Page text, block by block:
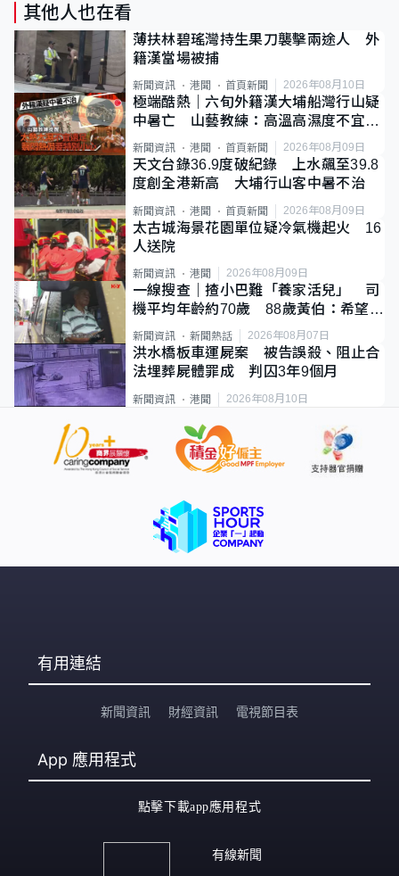
其他人也在看
薄扶林碧瑤灣持生果刀襲擊兩途人 外
籍漢當場被捕
新聞資訊 港聞 首頁新聞 2026年08月10日
極端酷熱｜六旬外籍漢大埔船灣行山疑
中暑亡 山藝教練：高溫高濕度不宜遠
足
新聞資訊 港聞 首頁新聞 2026年08月09日
天文台錄36.9度破紀錄 上水飆至39.8
度創全港新高 大埔行山客中暑不治
新聞資訊 港聞 首頁新聞 2026年08月09日
太古城海景花園單位疑冷氣機起火 16
人送院
新聞資訊 港聞 2026年08月09日
一線搜查｜揸小巴難「養家活兒」 司
機平均年齡約70歲 88歲黃伯：希望一
直揸落去
新聞資訊 新聞熱話 2026年08月07日
洪水橋板車運屍案 被告誤殺、阻止合
法埋葬屍體罪成 判囚3年9個月
新聞資訊 港聞 2026年08月10日
有用連結
新聞資訊 財經資訊 電視節目表
App 應用程式
點擊下載app應用程式
有線新聞